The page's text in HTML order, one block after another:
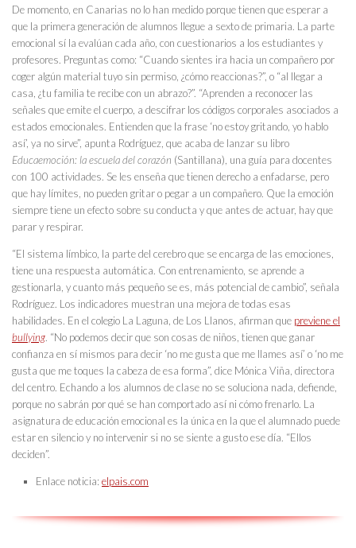
De momento, en Canarias no lo han medido porque tienen que esperar a
que la primera generación de alumnos llegue a sexto de primaria. La parte
emocional sí la evalúan cada año, con cuestionarios a los estudiantes y
profesores. Preguntas como: “Cuando sientes ira hacia un compañero por
coger algún material tuyo sin permiso, ¿cómo reaccionas?”, o “al llegar a
casa, ¿tu familia te recibe con un abrazo?”. “Aprenden a reconocer las
señales que emite el cuerpo, a descifrar los códigos corporales asociados a
estados emocionales. Entienden que la frase ‘no estoy gritando, yo hablo
así’, ya no sirve”, apunta Rodríguez, que acaba de lanzar su libro
Educaemoción: la escuela del corazón (Santillana), una guía para docentes
con 100 actividades. Se les enseña que tienen derecho a enfadarse, pero
que hay límites, no pueden gritar o pegar a un compañero. Que la emoción
siempre tiene un efecto sobre su conducta y que antes de actuar, hay que
parar y respirar.
“El sistema límbico, la parte del cerebro que se encarga de las emociones,
tiene una respuesta automática. Con entrenamiento, se aprende a
gestionarla, y cuanto más pequeño se es, más potencial de cambio”, señala
Rodríguez. Los indicadores muestran una mejora de todas esas
habilidades. En el colegio La Laguna, de Los Llanos, afirman que previene el
bullying. “No podemos decir que son cosas de niños, tienen que ganar
confianza en sí mismos para decir ‘no me gusta que me llames así’ o ‘no me
gusta que me toques la cabeza de esa forma”, dice Mónica Viña, directora
del centro. Echando a los alumnos de clase no se soluciona nada, defiende,
porque no sabrán por qué se han comportado así ni cómo frenarlo. La
asignatura de educación emocional es la única en la que el alumnado puede
estar en silencio y no intervenir si no se siente a gusto ese día. “Ellos
deciden”.
Enlace noticia: elpais.com